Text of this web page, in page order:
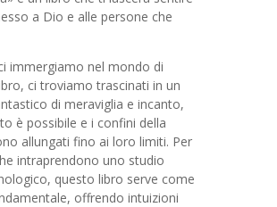
a Dio e alle persone che
immergiamo nel mondo di
ci troviamo trascinati in un
di meraviglia e incanto,
è possibile e i confini della
allungati fino ai loro limiti. Per
intraprendono uno studio
questo libro serve come
offrendo intuizioni